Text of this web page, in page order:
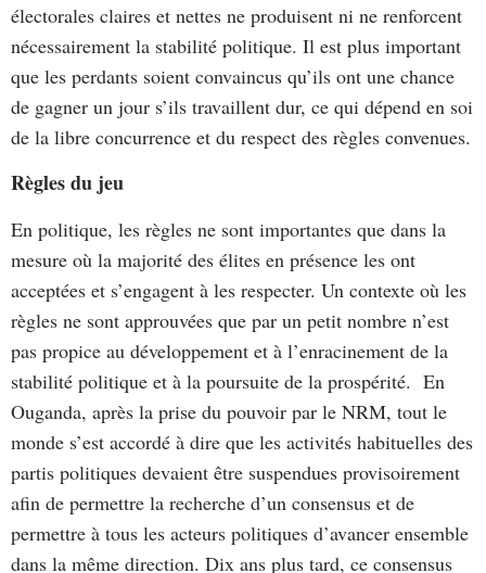
électorales claires et nettes ne produisent ni ne renforcent
nécessairement la stabilité politique. Il est plus important
que les perdants soient convaincus qu’ils ont une chance
de gagner un jour s’ils travaillent dur, ce qui dépend en soi
de la libre concurrence et du respect des règles convenues.
Règles du jeu
En politique, les règles ne sont importantes que dans la
mesure où la majorité des élites en présence les ont
acceptées et s’engagent à les respecter. Un contexte où les
règles ne sont approuvées que par un petit nombre n’est
pas propice au développement et à l’enracinement de la
stabilité politique et à la poursuite de la prospérité. En
Ouganda, après la prise du pouvoir par le NRM, tout le
monde s’est accordé à dire que les activités habituelles des
partis politiques devaient être suspendues provisoirement
afin de permettre la recherche d’un consensus et de
permettre à tous les acteurs politiques d’avancer ensemble
dans la même direction. Dix ans plus tard, ce consensus